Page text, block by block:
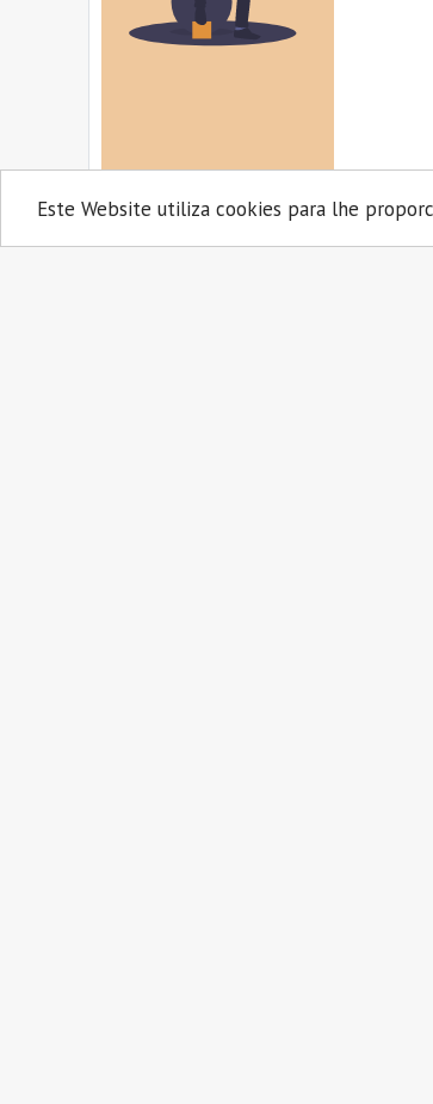
Este Website utiliza cookies para lhe